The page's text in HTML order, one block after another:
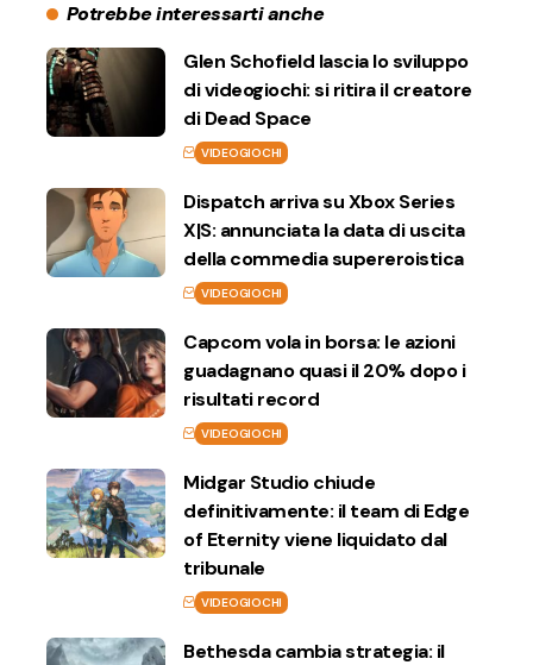
Potrebbe interessarti anche
Glen Schofield lascia lo sviluppo
di videogiochi: si ritira il creatore
di Dead Space
VIDEOGIOCHI
Dispatch arriva su Xbox Series
X|S: annunciata la data di uscita
della commedia supereroistica
VIDEOGIOCHI
Capcom vola in borsa: le azioni
guadagnano quasi il 20% dopo i
risultati record
VIDEOGIOCHI
Midgar Studio chiude
definitivamente: il team di Edge
of Eternity viene liquidato dal
tribunale
VIDEOGIOCHI
Bethesda cambia strategia: il